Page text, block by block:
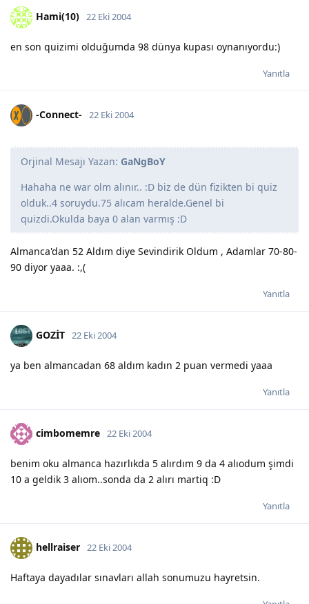
Hami(10) 22 Eki 2004
en son quizimi olduğumda 98 dünya kupası oynanıyordu:)
Yanıtla
-Connect- 22 Eki 2004
Orjinal Mesajı Yazan: GaNgBoY
Hahaha ne war olm alınır.. :D biz de dün fizikten bi quiz
olduk..4 soruydu.75 alıcam heralde.Genel bi
quizdi.Okulda baya 0 alan varmış :D
Almanca'dan 52 Aldım diye Sevindirik Oldum , Adamlar 70-80-
90 diyor yaaa. :,(
Yanıtla
GOZİT 22 Eki 2004
ya ben almancadan 68 aldım kadın 2 puan vermedi yaaa
Yanıtla
cimbomemre 22 Eki 2004
benim oku almanca hazırlıkda 5 alırdım 9 da 4 alıodum şimdi
10 a geldik 3 alıom..sonda da 2 alırı martiq :D
Yanıtla
hellraiser 22 Eki 2004
Haftaya dayadılar sınavları allah sonumuzu hayretsin.